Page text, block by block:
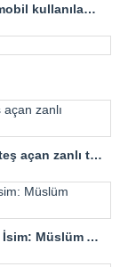
Osmaniye’de seyir halindeyken yanan otomobil kullanılamaz hale geldi
Adana’da komşusunun evine tabancayla ateş açan zanlı tutuklandı
Vizyonu ve Başarılarıyla Sektöre Yön Veren İsim: Müslüm Arslanoğlu